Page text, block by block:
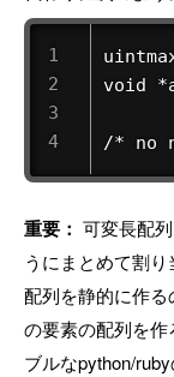
void
/* no
重要： 可変長配
うにまとめて割
配列を静的に作
の要素の配列を
ブルなpython/